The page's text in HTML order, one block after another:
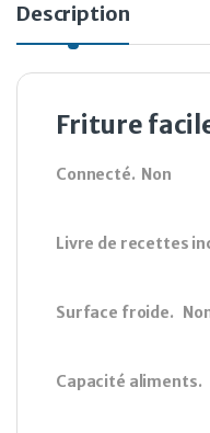
Description
Friture
Connecté. Non
Livre de recettes
Surface froide.
Capacité aliments.